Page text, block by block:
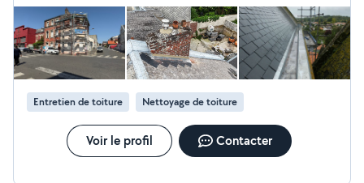
Entretien de toiture Nettoyage de toiture
Voir le profil Contacter